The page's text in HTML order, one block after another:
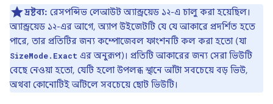
দ্রষ্টব্য: রেসপন্সিভ লেআউট অ্যান্ড্রয়েড ১২-এ চালু করা হয়েছিল।
অ্যান্ড্রয়েড ১২-এর আগে, অ্যাপ উইজেটটি যে যে আকারে প্রদর্শিত হতে
পারে, তার প্রতিটির জন্য কম্পোজেবল ফাংশনটি কল করা হতো (যা
SizeMode.Exact এর অনুরূপ)। প্রতিটি আকারের জন্য সেরা ভিউটি
বেছে নেওয়া হতো, যেটি হলো উপলব্ধ স্থানে আঁটা সবচেয়ে বড় ভিউ,
অথবা কোনোটিই আঁটলে সবচেয়ে ছোট ভিউটি।